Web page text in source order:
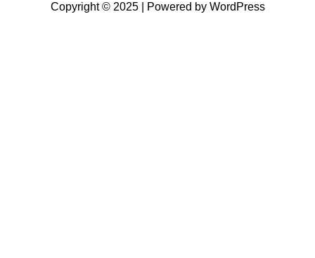
Copyright © 2025 | Powered by WordPress